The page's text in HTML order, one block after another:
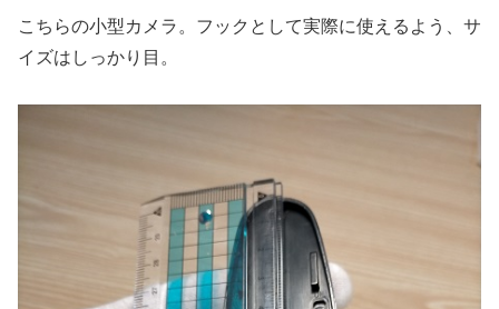
こちらの小型カメラ。フックとして実際に使えるよう、サ
イズはしっかり目。